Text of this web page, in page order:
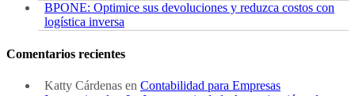
BPONE: Optimice sus devoluciones y reduzca costos con
logística inversa
Comentarios recientes
Katty Cárdenas en Contabilidad para Empresas